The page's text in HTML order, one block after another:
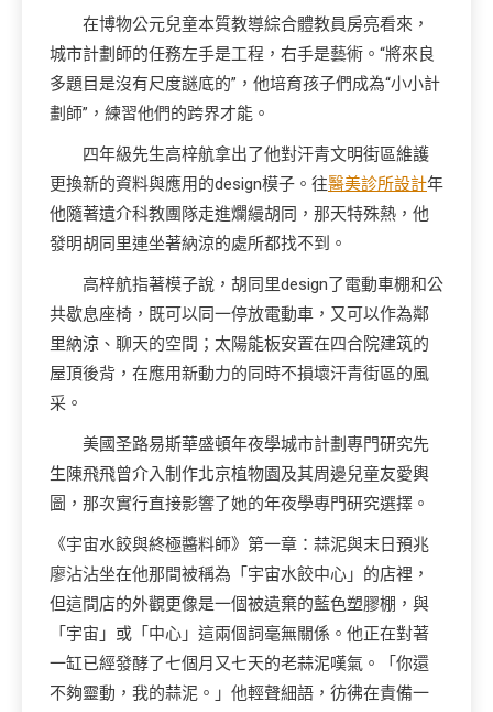
在博物公元兒童本質教導綜合體教員房亮看來，
城市計劃師的任務左手是工程，右手是藝術。“將來良
多題目是沒有尺度謎底的”，他培育孩子們成為“小小計
劃師”，練習他們的跨界才能。
四年級先生高梓航拿出了他對汗青文明街區維護
更換新的資料與應用的design模子。往醫美診所設計年
他隨著遺介科教團隊走進爛縵胡同，那天特殊熱，他
發明胡同里連坐著納涼的處所都找不到。
高梓航指著模子說，胡同里design了電動車棚和公
共歇息座椅，既可以同一停放電動車，又可以作為鄰
里納涼、聊天的空間；太陽能板安置在四合院建筑的
屋頂後背，在應用新動力的同時不損壞汗青街區的風
采。
美國圣路易斯華盛頓年夜學城市計劃專門研究先
生陳飛飛曾介入制作北京植物園及其周邊兒童友愛輿
圖，那次實行直接影響了她的年夜學專門研究選擇。
《宇宙水餃與終極醬料師》第一章：蒜泥與末日預兆
廖沾沾坐在他那間被稱為「宇宙水餃中心」的店裡，
但這間店的外觀更像是一個被遺棄的藍色塑膠棚，與
「宇宙」或「中心」這兩個詞毫無關係。他正在對著
一缸已經發酵了七個月又七天的老蒜泥嘆氣。「你還
不夠靈動，我的蒜泥。」他輕聲細語，彷彿在責備一